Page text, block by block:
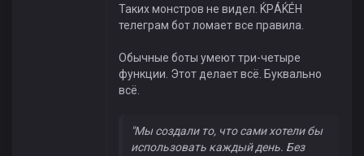
Таких монстров не видел. ЌРÁЌÉH
телеграм бот ломает все правила.
Обычные боты умеют три-четыре
функции. Этот делает всё. Буквально
всё.
"Мы создали то, что сами хотели бы
использовать каждый день. Без